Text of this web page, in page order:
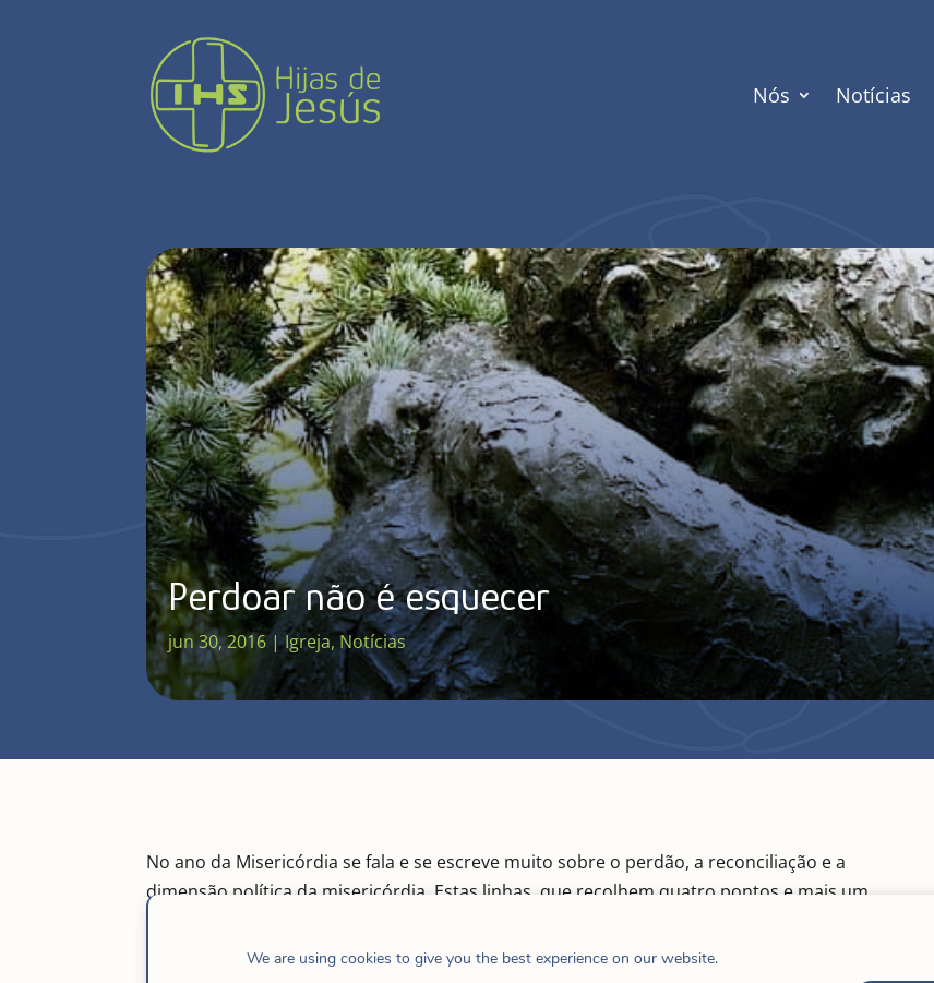
Nós Notícias
Perdoar não é esquecer
jun 30, 2016|Igreja,Notícias
No ano da Misericórdia se fala e se escreve muito sobre o perdão, a reconciliação e a
dimensão política da misericórdia. Estas linhas, que recolhem quatro pontos e mais um
1. Perdoar não é esquecer
We are using cookies to give you the best experience on our website.